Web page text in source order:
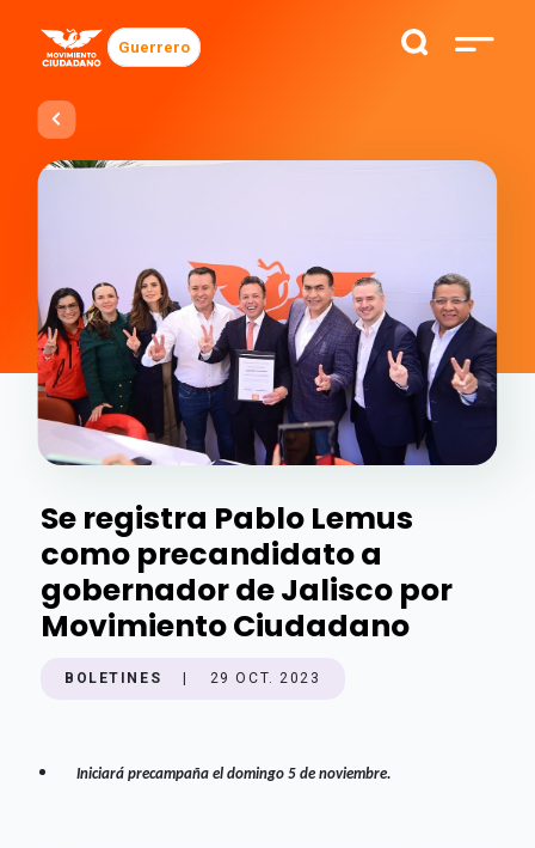
Guerrero
Se registra Pablo Lemus
como precandidato a
gobernador de Jalisco por
Movimiento Ciudadano
BOLETINES 29 OCT. 2023
Iniciará precampaña el domingo 5 de noviembre.